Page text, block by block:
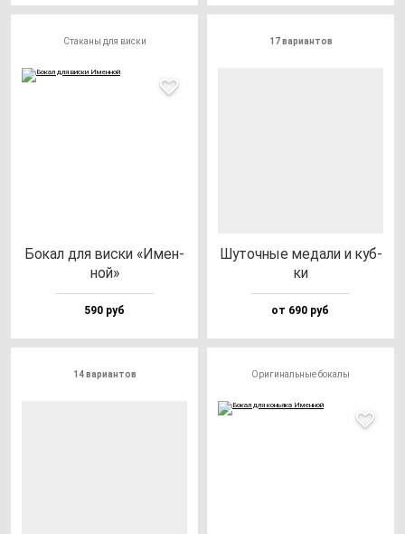
Стаканы для виски
Бокал для вис­ки «Имен­
ной»
590 руб
17 вариантов
Шуточ­ные ме­да­ли и куб­
ки
от 690 руб
14 вариантов Оригинальные бокалы